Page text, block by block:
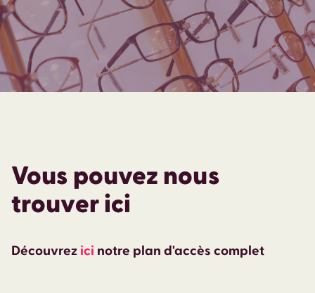
Vous pouvez nous
trouver ici
Découvrez ici notre plan d'accès complet